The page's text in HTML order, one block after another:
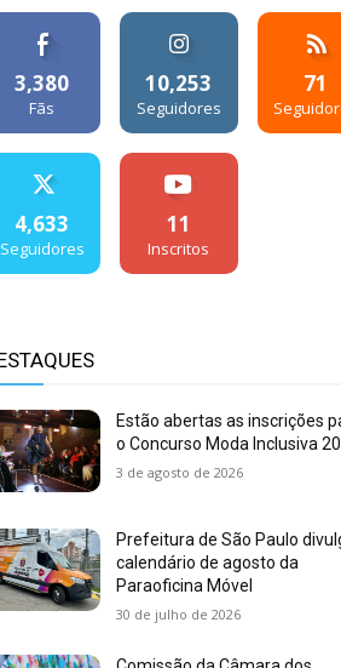
3,380
Fãs
10,253
Seguidores
71
4,633
Seguidores
11
Inscritos
Estão abertas as inscrições
o Concurso Moda Inclusiva
3 de agosto de 2026
Prefeitura de São Paulo
calendário de agosto da
Paraoficina Móvel
30 de julho de 2026